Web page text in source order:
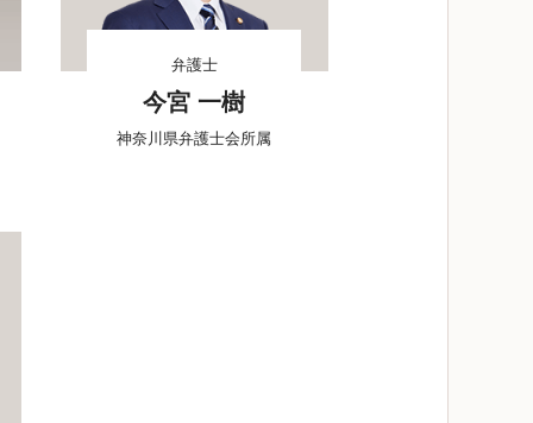
弁護士
今宮 一樹
神奈川県弁護士会所属